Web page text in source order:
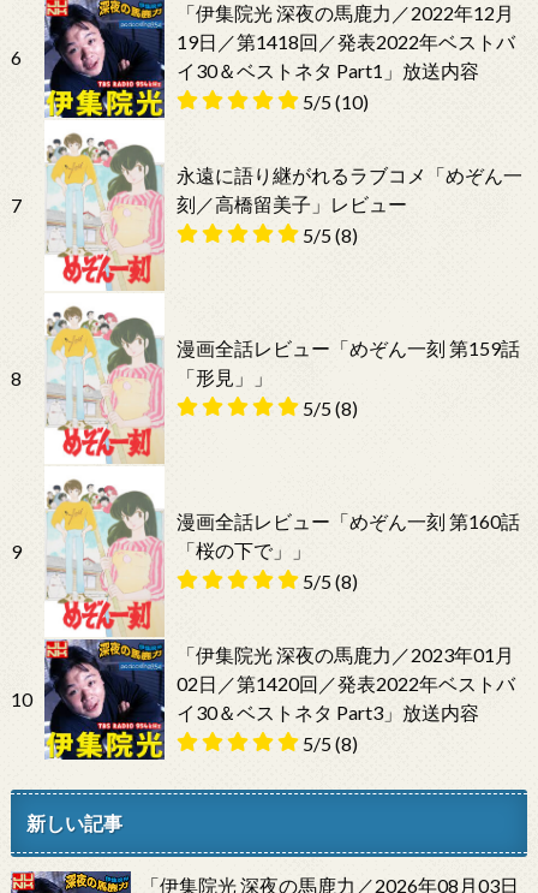
6
「伊集院光 深夜の馬鹿力／2022年12月
19日／第1418回／発表2022年ベストバ
イ30＆ベストネタ Part1」放送内容
5/5(10)
7
永遠に語り継がれるラブコメ「めぞん一
刻／高橋留美子」レビュー
5/5(8)
8
漫画全話レビュー「めぞん一刻 第159話
「形見」」
5/5(8)
9
漫画全話レビュー「めぞん一刻 第160話
「桜の下で」」
5/5(8)
10
「伊集院光 深夜の馬鹿力／2023年01月
02日／第1420回／発表2022年ベストバ
イ30＆ベストネタ Part3」放送内容
5/5(8)
新しい記事
「伊集院光 深夜の馬鹿力／2026年08月03日